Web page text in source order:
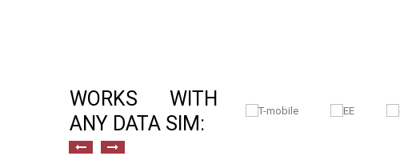
WORKS WITH
ANY DATA SIM: